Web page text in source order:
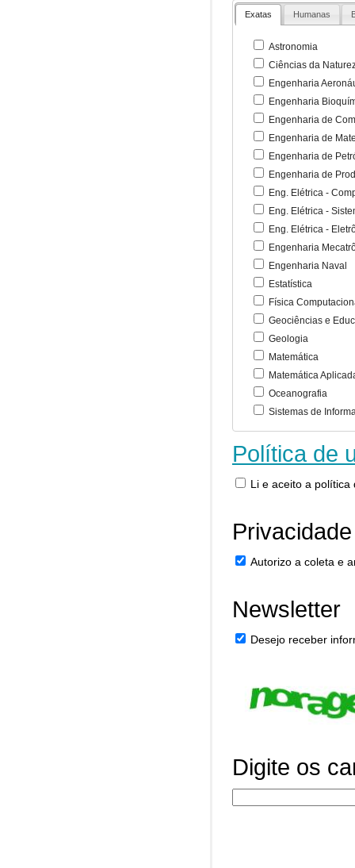
Exatas Humanas
Astronomia
Ciências da
Engenharia
Engenharia
Engenharia de
Engenharia de
Engenharia de
Engenharia de
Eng. Elétrica -
Eng. Elétrica -
Eng. Elétrica -
Engenharia
Engenharia Naval
Estatística
Física
Geociências e
Geologia
Matemática
Matemática
Oceanografia
Sistemas de
Política de
Li e aceito a política
Autorizo a coleta e
Newsletter
Desejo receber
Digite os